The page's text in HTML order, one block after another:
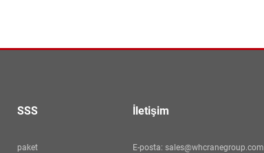
SSS
paket
İletişim
E-posta: sales@whcranegroup.com